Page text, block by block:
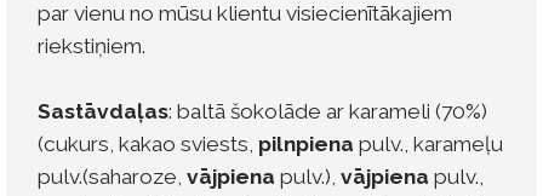
par vienu no mūsu klientu visiecienītākajiem
riekstiņiem.
Sastāvdaļas: baltā šokolāde ar karameli (70%)
(cukurs, kakao sviests, pilnpiena pulv., karameļu
pulv.(saharoze, vājpiena pulv.), vājpiena pulv.,